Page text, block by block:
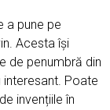
a pune pe
Acesta își
de penumbră din
Poate
invențiile în